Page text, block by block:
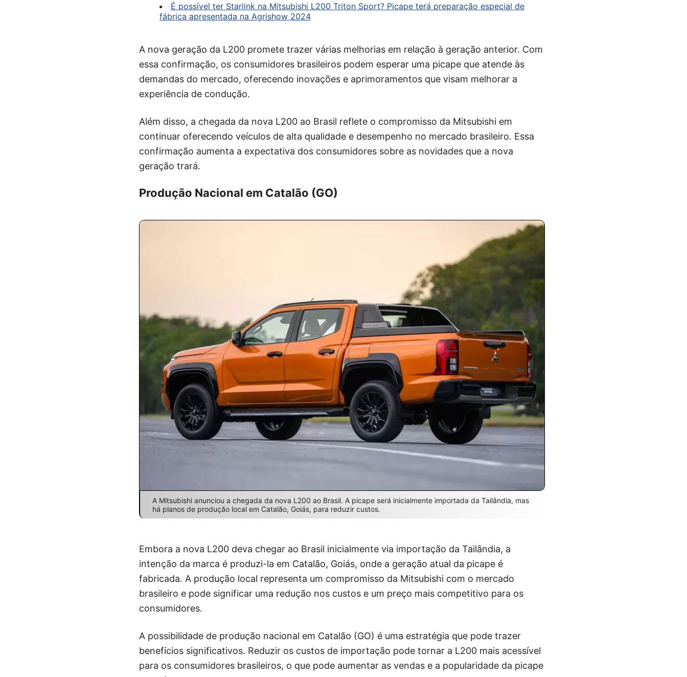
É possível ter Starlink na Mitsubishi L200 Triton Sport? Picape terá preparação especial de
fábrica apresentada na Agrishow 2024
A nova geração da L200 promete trazer várias melhorias em relação à geração anterior. Com
essa confirmação, os consumidores brasileiros podem esperar uma picape que atende às
demandas do mercado, oferecendo inovações e aprimoramentos que visam melhorar a
experiência de condução.
Além disso, a chegada da nova L200 ao Brasil reflete o compromisso da Mitsubishi em
continuar oferecendo veículos de alta qualidade e desempenho no mercado brasileiro. Essa
confirmação aumenta a expectativa dos consumidores sobre as novidades que a nova
geração trará.
Produção Nacional em Catalão (GO)
A Mitsubishi anunciou a chegada da nova L200 ao Brasil. A picape será inicialmente importada da Tailândia, mas
há planos de produção local em Catalão, Goiás, para reduzir custos.
Embora a nova L200 deva chegar ao Brasil inicialmente via importação da Tailândia, a
intenção da marca é produzi-la em Catalão, Goiás, onde a geração atual da picape é
fabricada. A produção local representa um compromisso da Mitsubishi com o mercado
brasileiro e pode significar uma redução nos custos e um preço mais competitivo para os
consumidores.
A possibilidade de produção nacional em Catalão (GO) é uma estratégia que pode trazer
benefícios significativos. Reduzir os custos de importação pode tornar a L200 mais acessível
para os consumidores brasileiros, o que pode aumentar as vendas e a popularidade da picape